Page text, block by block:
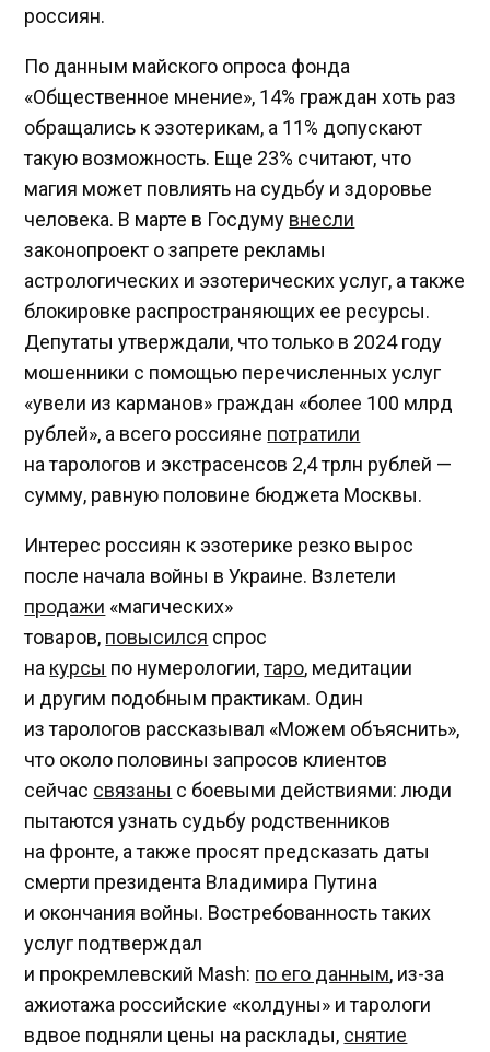
россиян.
По данным майского опроса фонда
«Общественное мнение», 14% граждан хоть раз
обращались к эзотерикам, а 11% допускают
такую возможность. Еще 23% считают, что
магия может повлиять на судьбу и здоровье
человека. В марте в Госдуму внесли
законопроект о запрете рекламы
астрологических и эзотерических услуг, а также
блокировке распространяющих ее ресурсы.
Депутаты утверждали, что только в 2024 году
мошенники с помощью перечисленных услуг
«увели из карманов» граждан «более 100 млрд
рублей», а всего россияне потратили
на тарологов и экстрасенсов 2,4 трлн рублей —
сумму, равную половине бюджета Москвы.
Интерес россиян к эзотерике резко вырос
после начала войны в Украине. Взлетели
продажи «магических»
товаров, повысился спрос
на курсы по нумерологии,таро, медитации
и другим подобным практикам. Один
из тарологов рассказывал «Можем объяснить»,
что около половины запросов клиентов
сейчас связаны с боевыми действиями: люди
пытаются узнать судьбу родственников
на фронте, а также просят предсказать даты
смерти президента Владимира Путина
и окончания войны. Востребованность таких
услуг подтверждал
и прокремлевский Mash: по его данным, из-за
ажиотажа российские «колдуны» и тарологи
вдвое подняли цены на расклады, снятие